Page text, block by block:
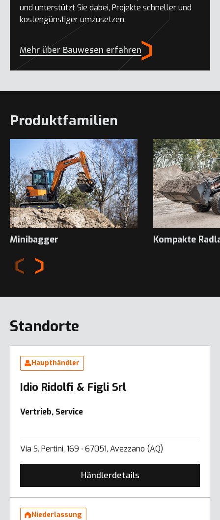
und unterstützt Sie dabei, Projekte schneller und
kostengünstiger umzusetzen.
Mehr über Bauwesen erfahren
Produktfamilien
Minibagger Kompakte
Standorte
Haupthändler
Idio Ridolfi & Figli Srl
Vertrieb, Service
Via S. Pertini, 169 ∙ 67051, Avezzano (AQ)
Händlerdetails
Niederlassung